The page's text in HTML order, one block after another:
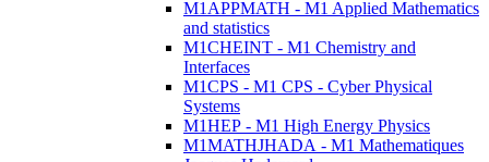
M1APPMATH - M1 Applied Mathematics
and statistics
M1CHEINT - M1 Chemistry and
Interfaces
M1CPS - M1 CPS - Cyber Physical
Systems
M1HEP - M1 High Energy Physics
M1MATHJHADA - M1 Mathematiques